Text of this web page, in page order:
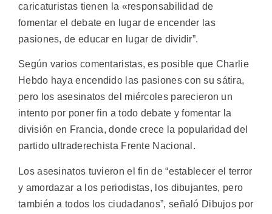
caricaturistas tienen la «responsabilidad de
fomentar el debate en lugar de encender las
pasiones, de educar en lugar de dividir”.
Según varios comentaristas, es posible que Charlie
Hebdo haya encendido las pasiones con su sátira,
pero los asesinatos del miércoles parecieron un
intento por poner fin a todo debate y fomentar la
división en Francia, donde crece la popularidad del
partido ultraderechista Frente Nacional.
Los asesinatos tuvieron el fin de “establecer el terror
y amordazar a los periodistas, los dibujantes, pero
también a todos los ciudadanos”, señaló Dibujos por